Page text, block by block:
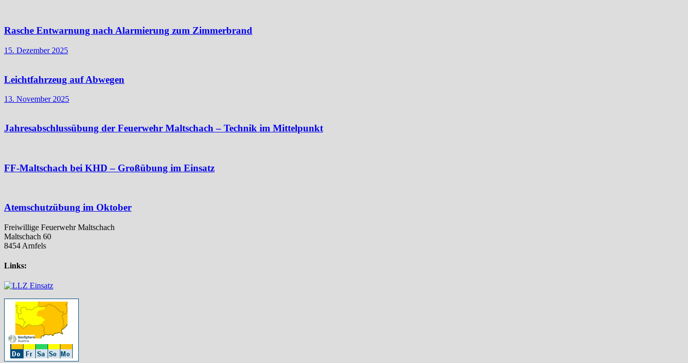
Rasche Entwarnung nach Alarmierung zum Zimmerbrand
15. Dezember 2025
Leichtfahrzeug auf Abwegen
13. November 2025
Jahresabschlussübung der Feuerwehr Maltschach – Technik im Mittelpunkt
FF-Maltschach bei KHD – Großübung im Einsatz
Atemschutzübung im Oktober
Freiwillige Feuerwehr Maltschach
Maltschach 60
8454 Arnfels
Links: